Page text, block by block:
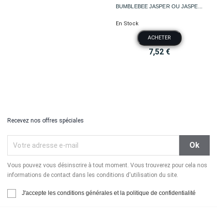
BUMBLEBEE JASPER OU JASPE...
En Stock
ACHETER
7,52 €
Recevez nos offres spéciales
Vous pouvez vous désinscrire à tout moment. Vous trouverez pour cela nos
informations de contact dans les conditions d'utilisation du site.
J'accepte les conditions générales et la politique de confidentialité